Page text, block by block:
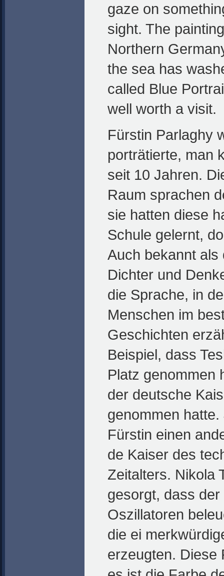
gaze on
sight. The
Northern
the sea has
called Blue
well worth a visit.
Fürstin Parlaghy
porträtierte, man
seit 10 Jahren.
Raum sprachen
sie hatten diese
Schule gelernt,
Auch bekannt als
Dichter und
die Sprache, in
Menschen im
Geschichten
Beispiel, dass
Platz genommen
der deutsche
genommen
Fürstin einen
de Kaiser des
Zeitalters. Nikola
gesorgt, dass
Oszillatoren
die ei
erzeugten. Diese